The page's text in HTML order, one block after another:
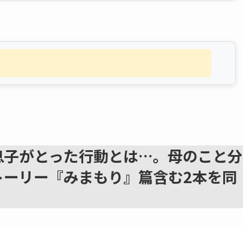
がとった行動とは…。母のこと分
リー『みまもり』篇含む2本を同